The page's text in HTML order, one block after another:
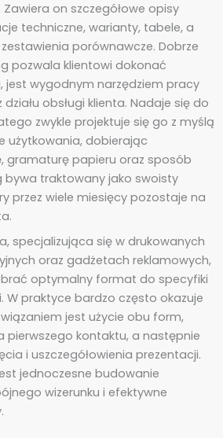
on szczegółowe opisy
techniczne, warianty, tabele, a
porównawcze. Dobrze
pozwala klientowi dokonać
jest wygodnym narzędziem pracy
obsługi klienta. Nadaje się do
zwykle projektuje się go z myślą
użytkowania, dobierając
gramaturę papieru oraz sposób
bywa traktowany jako swoisty
przez wiele miesięcy pozostaje na
specjalizująca się w drukowanych
oraz gadżetach reklamowych,
optymalny format do specyfiki
W praktyce bardzo często okazuje
jest użycie obu form,
pierwszego kontaktu, a następnie
i uszczegółowienia prezentacji.
jednoczesne budowanie
wizerunku i efektywne